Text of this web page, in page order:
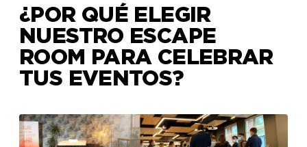
¿POR QUÉ ELEGIR
NUESTRO ESCAPE
ROOM PARA CELEBRAR
TUS EVENTOS?